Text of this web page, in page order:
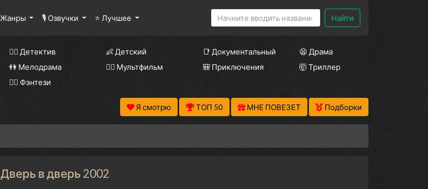
Жанры 🎙 Озвучки ⭐ Лучшее Найти
🕵️‍♂️ Детектив 👶 Детский 📑 Документальный
😫 Драма
👫 Мелодрама 🧚‍♀️ Мультфильм 🎒 Приключения
🤯 Триллер
🧝‍♂️ Фэнтези
Я смотрю ТОП 50 МНЕ ПОВЕЗЕТ Подборки
Дверь в дверь 2002